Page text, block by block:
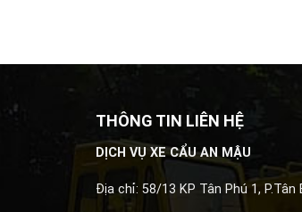
THÔNG TIN LIÊN HỆ
DỊCH VỤ XE CẨU AN MẬU
Địa chỉ: 58/13 KP Tân Phú 1, P.Tân